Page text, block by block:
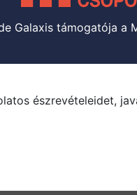
Galaxis támogatója a
észrevételeidet,